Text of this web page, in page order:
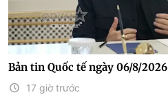
Bản tin Quốc tế ngày 06/8/2026
17 giờ trước